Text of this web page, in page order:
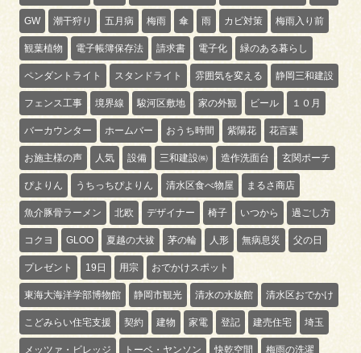
GW 潮干狩り 五月病 梅雨 傘 雨 カビ対策 梅雨入り前
観葉植物 電子帳簿保存法 請求書 電子化 緑のある暮らし
ペンダントライト スタンドライト 雰囲気を変える 静岡三和建設
フェンス工事 境界線 駿河区敷地 家の外観 ビール １０月
バーカウンター ホームバー おうち時間 紫陽花 花言葉
お施主様の声 人気 設備 三和建設㈱ 造作洗面台 玄関ポーチ
ぴよりん うちっちぴよりん 清水区食べ物屋 まるさ商店
魚介豚骨ラーメン 北欧 デザイナー 椅子 いつから 過ごし方
コクヨ GLOO 夏越の大祓 茅の輪 人形 無病息災 父の日
プレゼント 19日 用宗 おでかけスポット
東海大海洋学部博物館 静岡市観光 清水の水族館 清水区おでかけ
こどみらい住宅支援 契約 建物 家電 登記 建売住宅 埼玉
メッツァ・ビレッジ トーベ・ヤンソン 快乾空間 梅雨の洗濯